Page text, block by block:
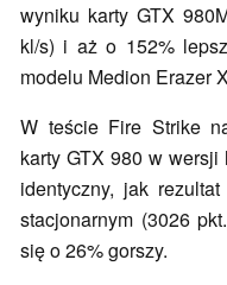
wyniku karty GTX
kl/s) i aż o 152%
modelu Medion Erazer
W teście Fire Strike
karty GTX 980 w
identyczny, jak
stacjonarnym (3026
się o 26% gorszy.